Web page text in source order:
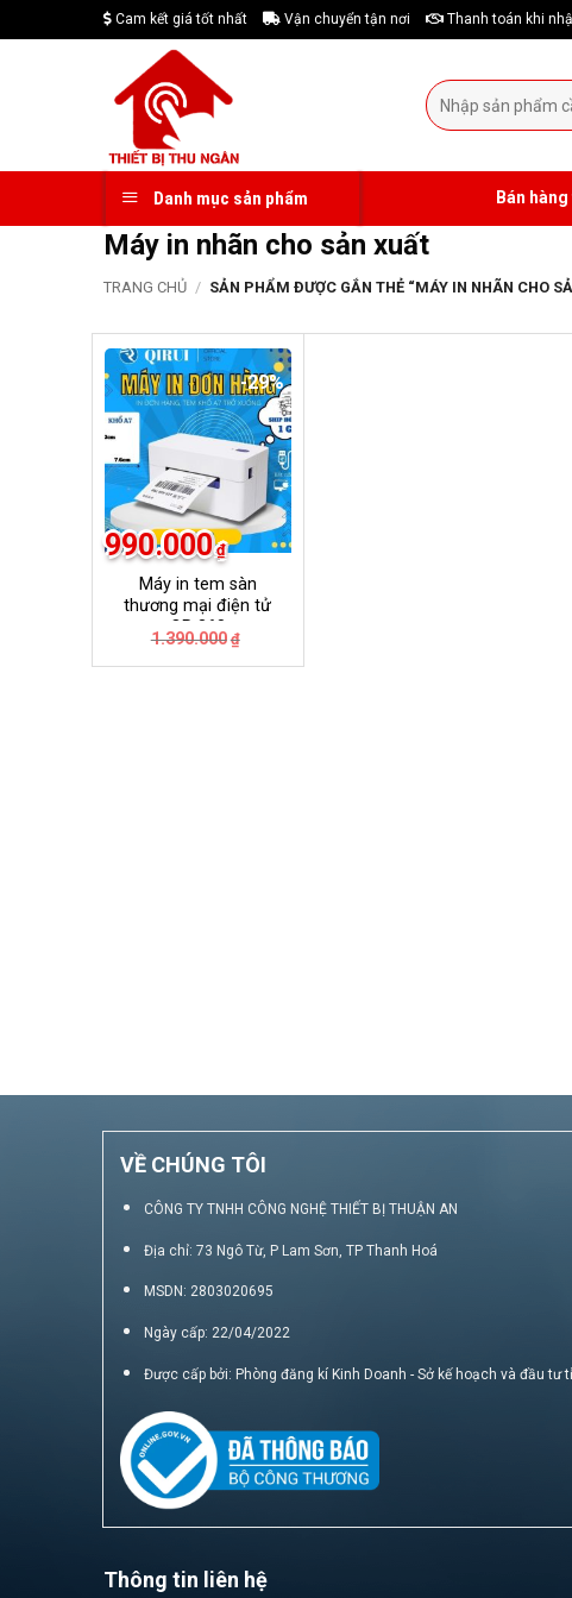
to
Cam kết giá tốt nhất Vận chuyển tận nơi Thanh toán khi
Tìm
kiếm:
Danh mục sản phẩm Bán
Máy in nhãn cho sản xuất
TRANG CHỦ / SẢN PHẨM ĐƯỢC GẮN THẺ “MÁY IN NHÃN CHO
-29%
Máy in tem sàn
thương mại điện tử
QR 368
1.390.000 ₫
là:
990.000 ₫
tại
VỀ CHÚNG TÔI
CÔNG TY TNHH CÔNG NGHỆ THIẾT BỊ THUẬN AN
Địa chỉ: 73 Ngô Từ, P Lam Sơn, TP Thanh Hoá
MSDN: 2803020695
Ngày cấp: 22/04/2022
Được cấp bởi: Phòng đăng kí Kinh Doanh - Sở kế hoạch và đầu tư
Thông tin liên hệ